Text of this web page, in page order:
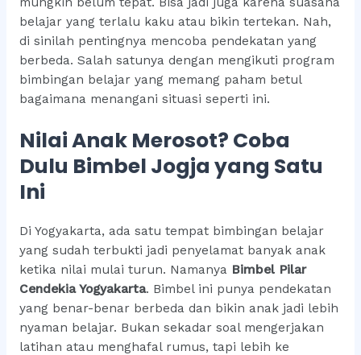
belajar yang terlalu kaku atau bikin tertekan. Nah,
di sinilah pentingnya mencoba pendekatan yang
berbeda. Salah satunya dengan mengikuti program
bimbingan belajar yang memang paham betul
bagaimana menangani situasi seperti ini.
Nilai Anak Merosot? Coba
Dulu Bimbel Jogja yang Satu
Ini
Di Yogyakarta, ada satu tempat bimbingan belajar
yang sudah terbukti jadi penyelamat banyak anak
ketika nilai mulai turun. Namanya Bimbel Pilar
Cendekia Yogyakarta. Bimbel ini punya pendekatan
yang benar-benar berbeda dan bikin anak jadi lebih
nyaman belajar. Bukan sekadar soal mengerjakan
latihan atau menghafal rumus, tapi lebih ke